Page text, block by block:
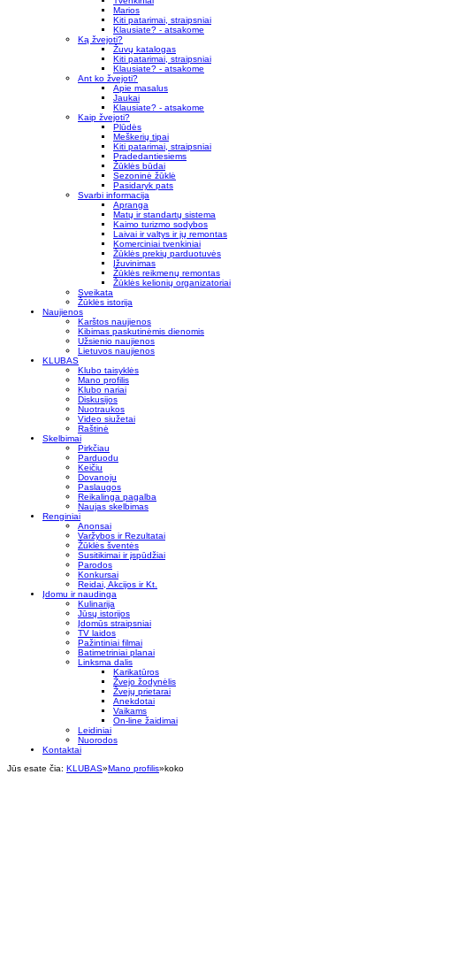
Marios
Kiti patarimai, straipsniai
Klausiate? - atsakome
Ką žvejoti?
Žuvų katalogas
Kiti patarimai, straipsniai
Klausiate? - atsakome
Ant ko žvejoti?
Apie masalus
Jaukai
Klausiate? - atsakome
Kaip žvejoti?
Plūdės
Meškerių tipai
Kiti patarimai, straipsniai
Pradedantiesiems
Žūklės būdai
Sezoninė žūklė
Pasidaryk pats
Svarbi informacija
Apranga
Matų ir standartų sistema
Kaimo turizmo sodybos
Laivai ir valtys ir jų remontas
Komerciniai tvenkiniai
Žūklės prekių parduotuvės
Įžuvinimas
Žūklės reikmenų remontas
Žūklės kelionių organizatoriai
Sveikata
Žūklės istorija
Naujienos
Karštos naujienos
Kibimas paskutinėmis dienomis
Užsienio naujienos
Lietuvos naujienos
KLUBAS
Klubo taisyklės
Mano profilis
Klubo nariai
Diskusijos
Nuotraukos
Video siužetai
Raštinė
Skelbimai
Pirkčiau
Parduodu
Keičiu
Dovanoju
Paslaugos
Reikalinga pagalba
Naujas skelbimas
Renginiai
Anonsai
Varžybos ir Rezultatai
Žūklės šventės
Susitikimai ir įspūdžiai
Parodos
Konkursai
Reidai, Akcijos ir Kt.
Įdomu ir naudinga
Kulinarija
Jūsų istorijos
Įdomūs straipsniai
TV laidos
Pažintiniai filmai
Batimetriniai planai
Linksma dalis
Karikatūros
Žvejo žodynėlis
Žvejų prietarai
Anekdotai
Vaikams
On-line žaidimai
Leidiniai
Nuorodos
Kontaktai
Jūs esate čia: KLUBAS»Mano profilis»koko